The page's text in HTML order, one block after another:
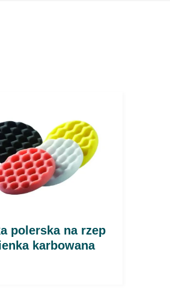
środki ochrony osobistej
na poziomie posadzki.
polerska na rzep
karbowana